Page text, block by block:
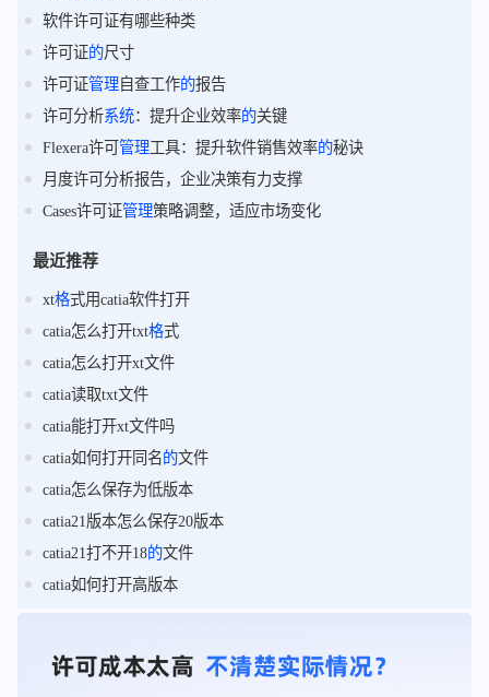
软件许可证有哪些种类
许可证的尺寸
许可证管理自查工作的报告
许可分析系统：提升企业效率的关键
Flexera许可 管理工具：提升软件销售效率的秘诀
月度许可分析报告，企业决策有力支撑
Cases许可证管理策略调整，适应市场变化
最近推荐
xt格式用catia软件打开
catia怎么打开txt格式
catia怎么打开xt文件
catia读取txt文件
catia能打开xt文件吗
catia如何打开同名的文件
catia怎么保存为低版本
catia21版本怎么保存20版本
catia21打不开18的文件
catia如何打开高版本